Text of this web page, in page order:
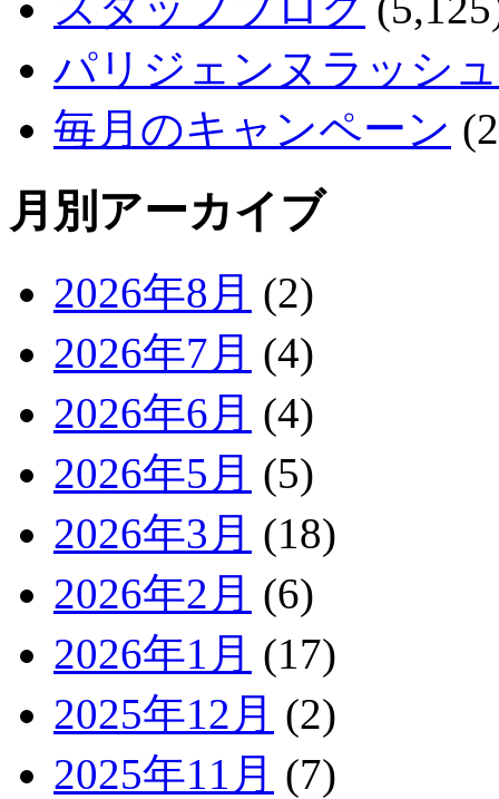
パリジェンヌラッシ
毎月のキャンペーン
月別アーカイブ
2026年8月 (2)
2026年7月 (4)
2026年6月 (4)
2026年5月 (5)
2026年3月 (18)
2026年2月 (6)
2026年1月 (17)
2025年12月 (2)
2025年11月 (7)